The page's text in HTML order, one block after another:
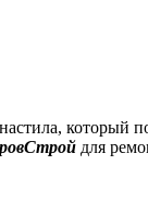
который
для